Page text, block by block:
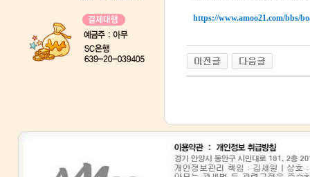
https://www.amoo21.com/bbs/